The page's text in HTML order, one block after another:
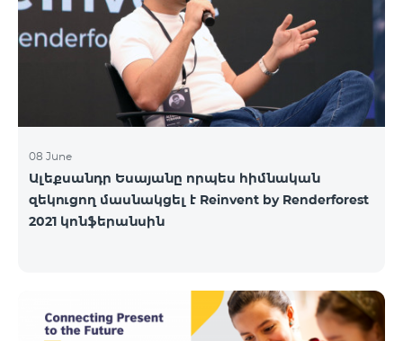
08 June
Ալեքսանդր Եսայանը որպես հիմնական
զեկուցող մասնակցել է Reinvent by Renderforest
2021 կոնֆերանսին